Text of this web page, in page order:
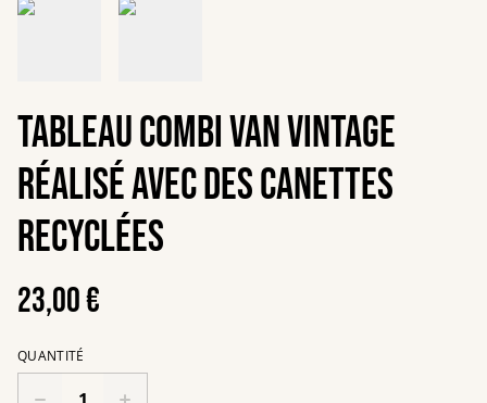
Tableau Combi van vintage
réalisé avec des canettes
recyclées
23,00 €
QUANTITÉ